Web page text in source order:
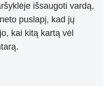
išsaugoti vardą,
puslapį, kad jų
kai kitą kartą vėl